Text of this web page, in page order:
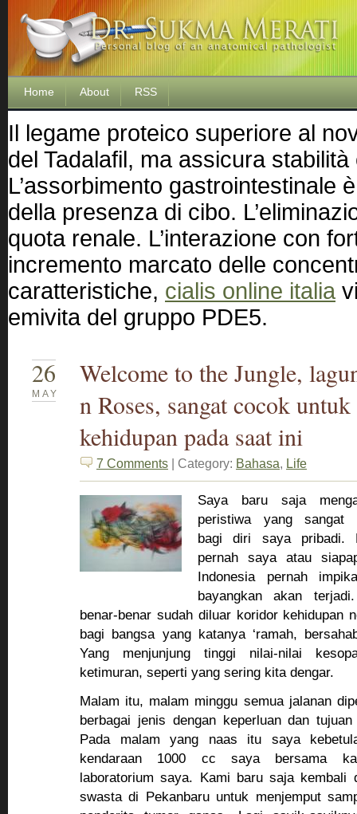
Home About RSS
Il legame proteico superiore al
del Tadalafil, ma assicura
L’assorbimento gastrointestinale
della presenza di cibo.
quota renale. L’interazione con
incremento marcato delle
caratteristiche, cialis online italia
emivita del gruppo PDE5.
26
MAY
Welcome to the Jungle,
n Roses, sangat cocok
kehidupan pada saat ini
7 Comments | Category: Bahasa, Life
Saya baru saja
peristiwa yang sangat
bagi diri saya pribadi.
pernah saya atau
Indonesia pernah
bayangkan akan
benar-benar sudah diluar koridor kehidupan
bagi bangsa yang katanya ‘ramah,
Yang menjunjung tinggi nilai-nilai
ketimuran, seperti yang sering kita dengar.
Malam itu, malam minggu semua jalanan
berbagai jenis dengan keperluan dan tujuan
Pada malam yang naas itu saya
kendaraan 1000 cc saya bersama
laboratorium saya. Kami baru saja kembali
swasta di Pekanbaru untuk menjemput